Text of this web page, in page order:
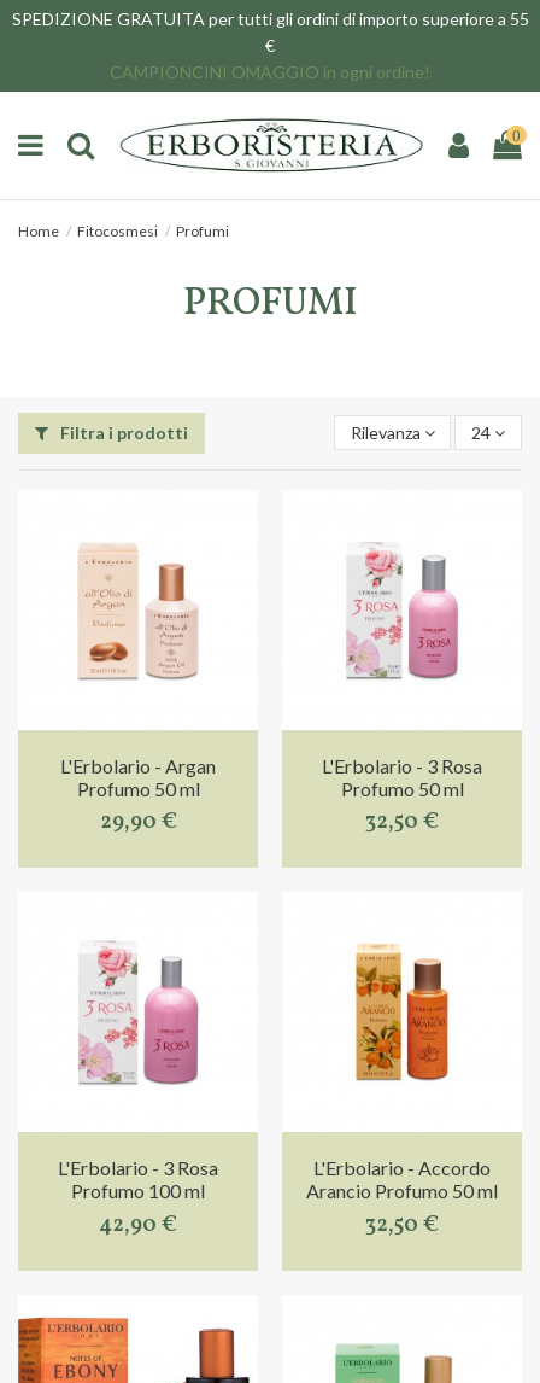
SPEDIZIONE GRATUITA per tutti gli ordini di importo superiore a 55
€
CAMPIONCINI OMAGGIO in ogni ordine!
0
Home Fitocosmesi Profumi
PROFUMI
Filtra i prodotti Rilevanza 24
L'Erbolario - Argan
Profumo 50 ml
29,90 €
L'Erbolario - 3 Rosa
Profumo 50 ml
32,50 €
L'Erbolario - 3 Rosa
Profumo 100 ml
42,90 €
L'Erbolario - Accordo
Arancio Profumo 50 ml
32,50 €